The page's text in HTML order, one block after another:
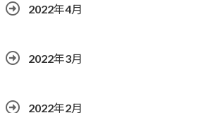
2022年4月
2022年3月
2022年2月